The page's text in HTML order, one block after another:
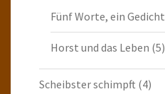
Fünf Worte, ein Gedicht
Horst und das Leben (5)
Scheibster schimpft (4)